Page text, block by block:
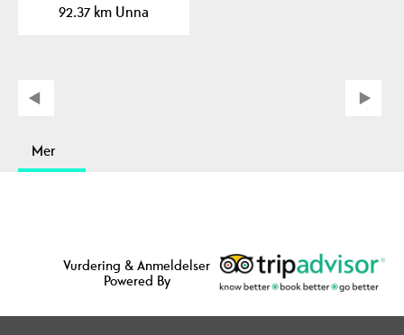
92.37 km Unna
Mer
Vurdering & Anmeldelser
Powered By